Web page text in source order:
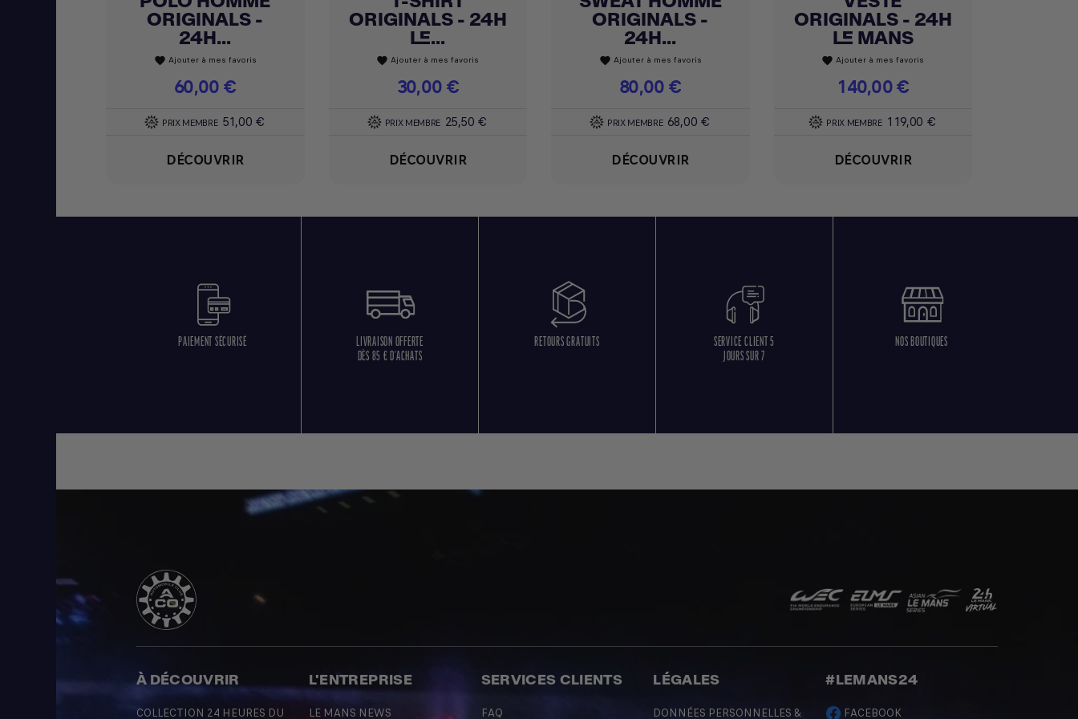
ORIGINALS -
24H...
favorite Ajouter à mes favoris
Prix
60,00 €
PRIX MEMBRE 51,00 €
DÉCOUVRIR
ORIGINALS - 24H
LE...
favorite Ajouter à mes favoris
Prix
30,00 €
PRIX MEMBRE 25,50 €
DÉCOUVRIR
ORIGINALS -
24H...
favorite Ajouter à mes favoris
Prix
80,00 €
PRIX MEMBRE 68,00 €
DÉCOUVRIR
ORIGINALS - 24H
LE MANS
favorite Ajouter à mes favoris
Prix
140,00 €
PRIX MEMBRE 119,00 €
DÉCOUVRIR
PAIEMENT SÉCURISÉ
LIVRAISON OFFERTE
DÈS 85 € D'ACHATS
RETOURS GRATUITS
SERVICE CLIENT 5
JOURS SUR 7
NOS BOUTIQUES
À DÉCOUVRIR
COLLECTION 24 HEURES DU
L'ENTREPRISE
LE MANS NEWS
SERVICES CLIENTS
FAQ
LÉGALES
DONNÉES PERSONNELLES &
#LEMANS24
FACEBOOK